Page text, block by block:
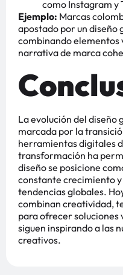
como Instagram y
Ejemplo: Marcas
apostado por un diseño
combinando elementos
narrativa de marca
La evolución del diseño
marcada por la
herramientas digitales
transformación ha
diseño se posicione
constante crecimiento
tendencias globales.
combinan creatividad,
para ofrecer soluciones
siguen inspirando a las
creativos.